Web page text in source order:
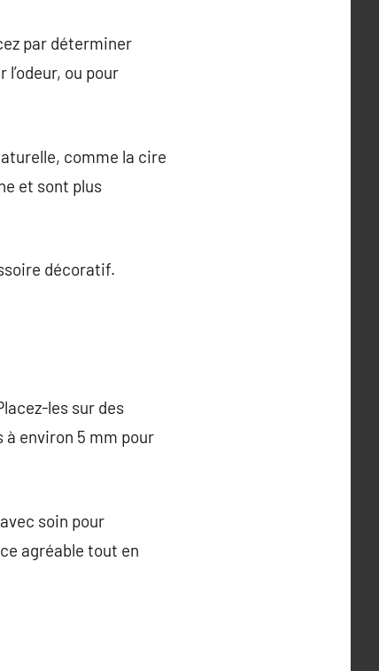
par déterminer
ou pour
comme la cire
et sont plus
décoratif.
les sur des
environ 5 mm pour
soin pour
agréable tout en